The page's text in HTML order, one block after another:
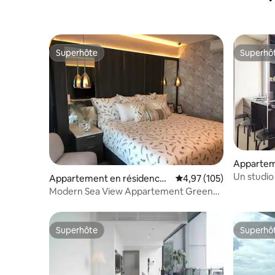
Superhôte
Superhôte
Appartement en résidence ⋅
North Jakarta
Évaluation moyenne
4,97 (105)
Modern Sea View Appartement Green
Tanah
Un
Superhôte
Superhôte